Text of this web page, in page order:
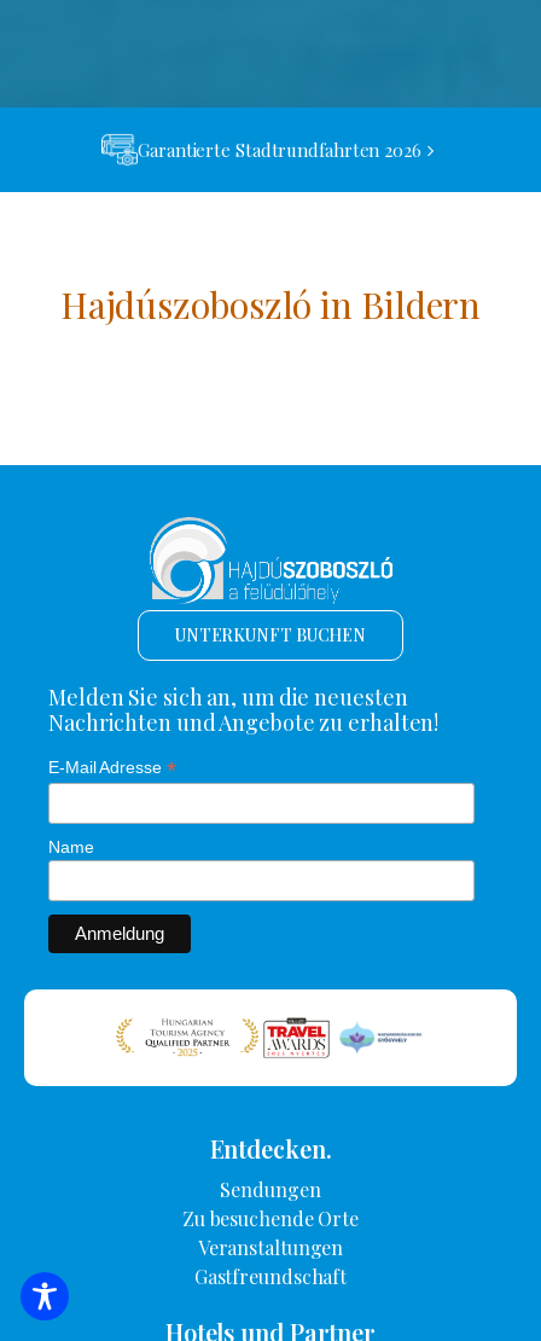
Garantierte Stadtrundfahrten 2026
Hajdúszoboszló in Bildern
UNTERKUNFT BUCHEN
Melden Sie sich an, um die neuesten
Nachrichten und Angebote zu erhalten!
E-Mail Adresse *
Name
Entdecken.
Sendungen
Zu besuchende Orte
Veranstaltungen
Gastfreundschaft
Hotels und Partner